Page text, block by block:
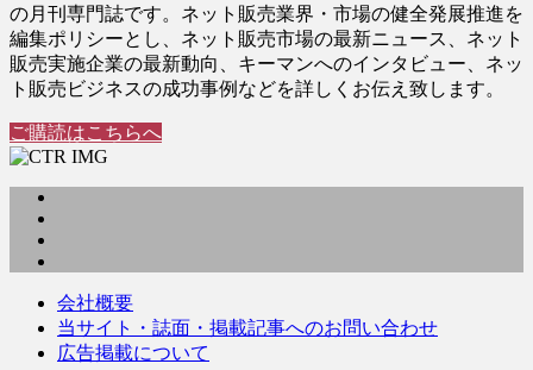
の月刊専門誌です。ネット販売業界・市場の健全発展推進を
編集ポリシーとし、ネット販売市場の最新ニュース、ネット
販売実施企業の最新動向、キーマンへのインタビュー、ネッ
ト販売ビジネスの成功事例などを詳しくお伝え致します。
ご購読はこちらへ
会社概要
当サイト・誌面・掲載記事へのお問い合わせ
広告掲載について